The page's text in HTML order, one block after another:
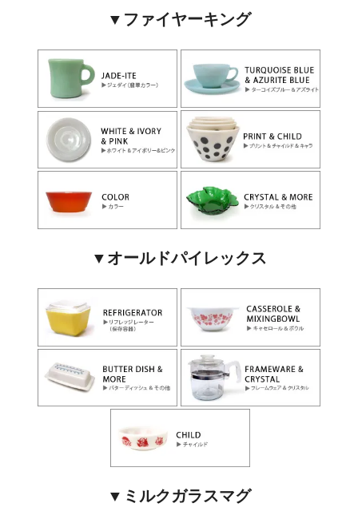
▼ファイヤーキング
▼オールドパイレックス
▼ミルクガラスマグ